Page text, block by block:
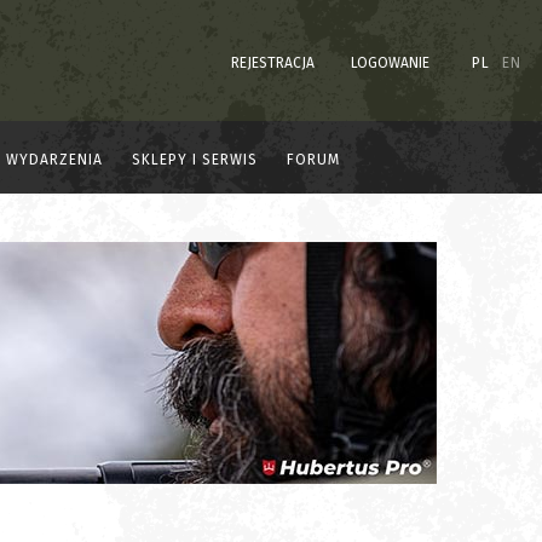
REJESTRACJA LOGOWANIE PL EN
WYDARZENIA SKLEPY I SERWIS FORUM